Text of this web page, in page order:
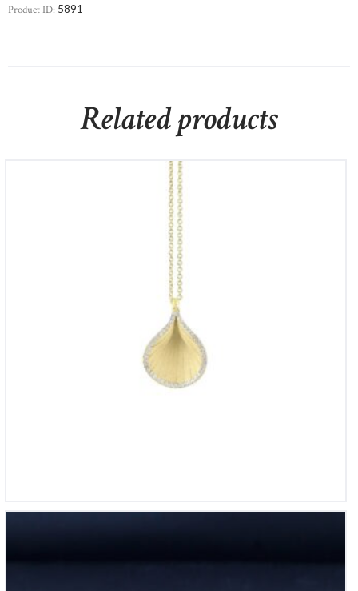
Product ID: 5891
Related products
Annemaria Cammilli 18krt geelgoud met briljant
2,735